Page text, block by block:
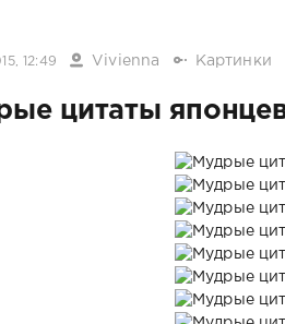
12:49 Vivienna Картинки
цитаты